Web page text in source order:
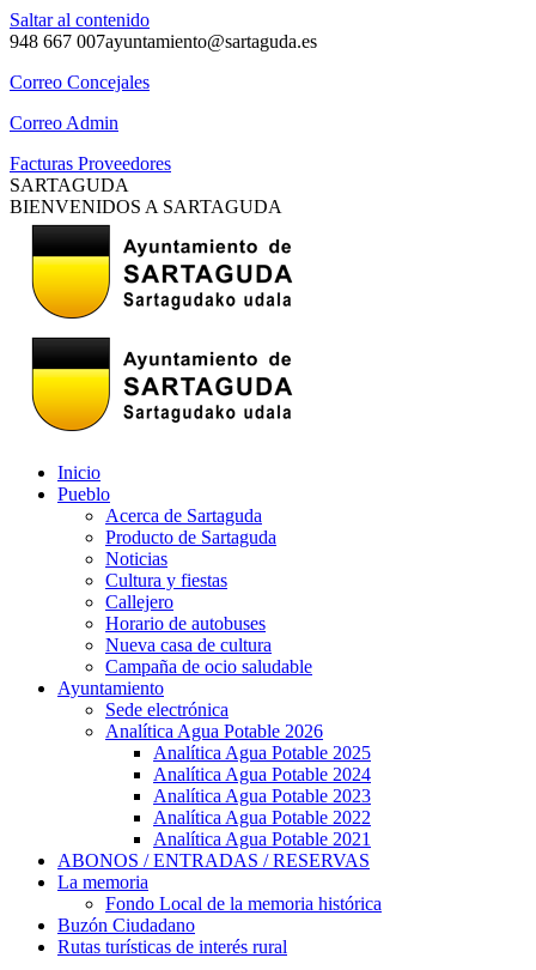
Saltar al contenido
948 667 007ayuntamiento@sartaguda.es
Correo Concejales
Correo Admin
Facturas Proveedores
SARTAGUDA
BIENVENIDOS A SARTAGUDA
Inicio
Pueblo
Acerca de Sartaguda
Producto de Sartaguda
Noticias
Cultura y fiestas
Callejero
Horario de autobuses
Nueva casa de cultura
Campaña de ocio saludable
Ayuntamiento
Sede electrónica
Analítica Agua Potable 2026
Analítica Agua Potable 2025
Analítica Agua Potable 2024
Analítica Agua Potable 2023
Analítica Agua Potable 2022
Analítica Agua Potable 2021
ABONOS / ENTRADAS / RESERVAS
La memoria
Fondo Local de la memoria histórica
Buzón Ciudadano
Rutas turísticas de interés rural